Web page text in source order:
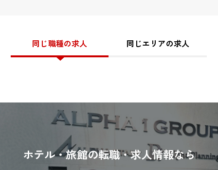
同じ職種の求人 同じエリアの求人
ホテル・旅館の転職・求人情報なら